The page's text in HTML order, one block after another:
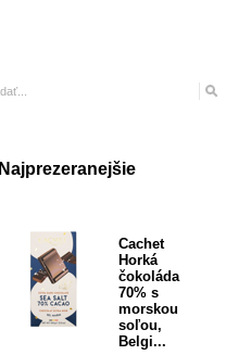
Najprezeranejšie
Cachet
Horká
čokoláda
70% s
morskou
soľou,
Belgi...